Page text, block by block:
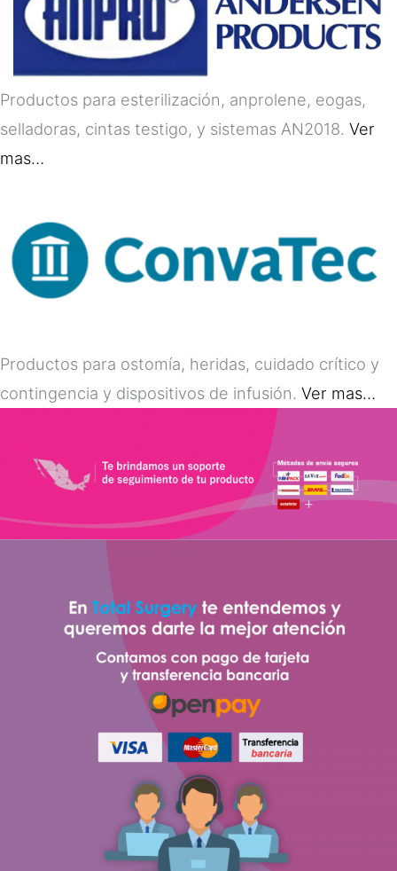
Productos para esterilización, anprolene, eogas,
selladoras, cintas testigo, y sistemas AN2018. Ver
mas…
Productos para ostomía, heridas, cuidado crítico y
contingencia y dispositivos de infusión. Ver mas…